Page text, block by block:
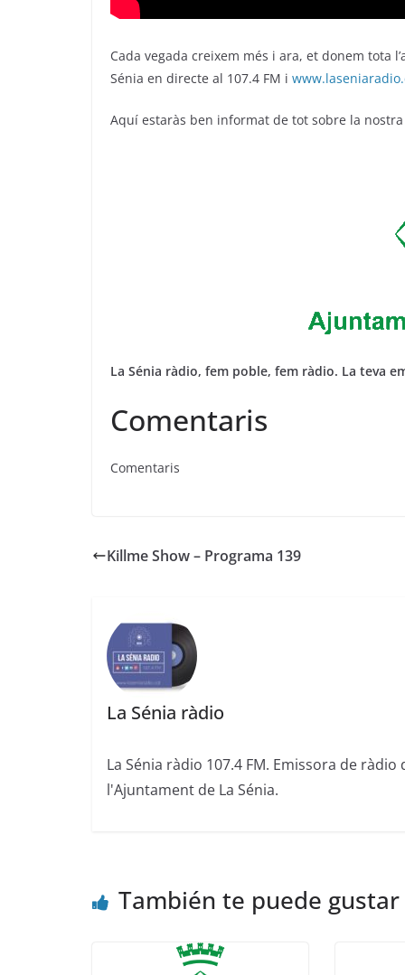
Cada vegada creixem més i ara, et donem tota
Sénia en directe al 107.4 FM i
Aquí estaràs ben informat de tot sobre la
La Sénia ràdio, fem poble, fem ràdio. La teva
Comentaris
Comentaris
Killme Show – Programa 139
La Sénia ràdio
La Sénia ràdio 107.4 FM. Emissora de
l'Ajuntament de La Sénia.
También te puede gustar